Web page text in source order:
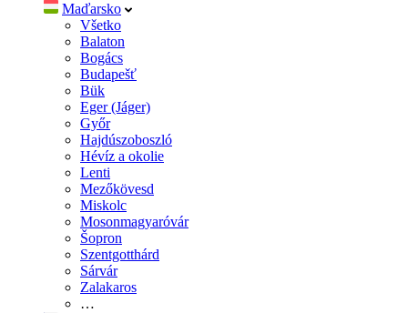
Maďarsko
Všetko
Balaton
Bogács
Budapešť
Bük
Eger (Jáger)
Győr
Hajdúszoboszló
Hévíz a okolie
Lenti
Mezőkövesd
Miskolc
Mosonmagyaróvár
Šopron
Szentgotthárd
Sárvár
Zalakaros
…